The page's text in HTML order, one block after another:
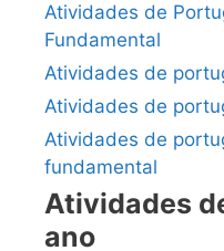
Atividades de
Fundamental
Atividades de
Atividades de
Atividades de
fundamental
Atividades
ano